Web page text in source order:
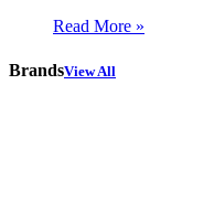
Read More »
BrandsView All